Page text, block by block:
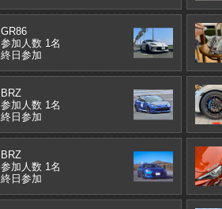
GR86
参加人数 1名
終日参加
BRZ
参加人数 1名
終日参加
BRZ
参加人数 1名
終日参加